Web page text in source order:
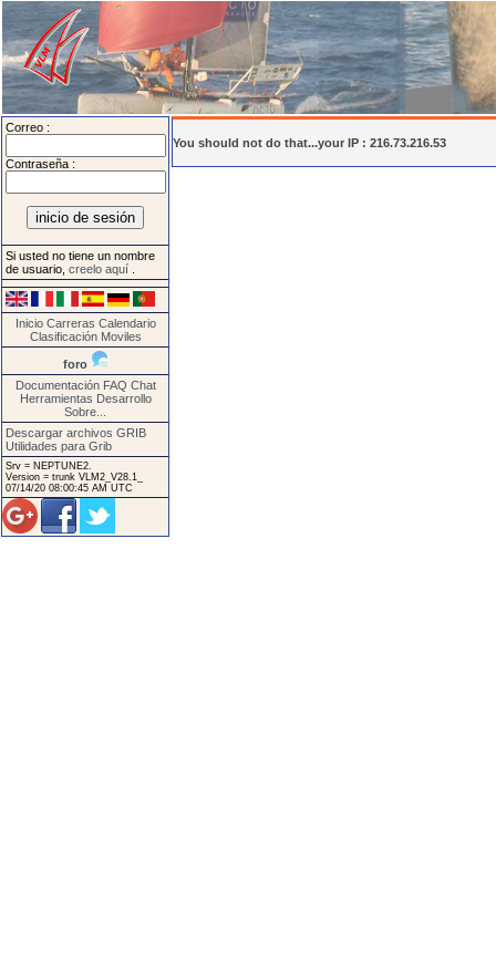
Correo :
Contraseña :
Si usted no tiene un nombre
de usuario, creelo aquí
Inicio Carreras Calendario
Clasificación Moviles
foro
Documentación FAQ Chat
Herramientas Desarrollo
Sobre...
Descargar archivos GRIB
Utilidades para Grib
Srv = NEPTUNE2.
Version = trunk VLM2_V28.1_
07/14/20 08:00:45 AM UTC
You should not do that...your IP : 216.73.216.53